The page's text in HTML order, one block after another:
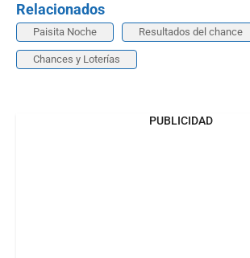
Relacionados
Paisita Noche Resultados del chance
Chances y Loterías
PUBLICIDAD